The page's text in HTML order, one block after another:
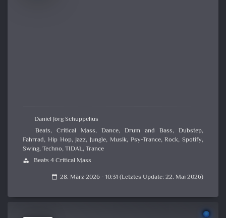
Daniel Jörg Schuppelius
Beats, Critical Mass, Dance, Drum and Bass, Dubstep,
Fahrrad, Hip Hop,Jazz, Jungle, Musik, Psy-Trance,Rock, Spotify,
Swing,Techno,TIDAL,Trance
category Beats 4 Critical Mass
calendar_today 28. März 2026 - 10:31 (Letztes Update: 22. Mai 2026)